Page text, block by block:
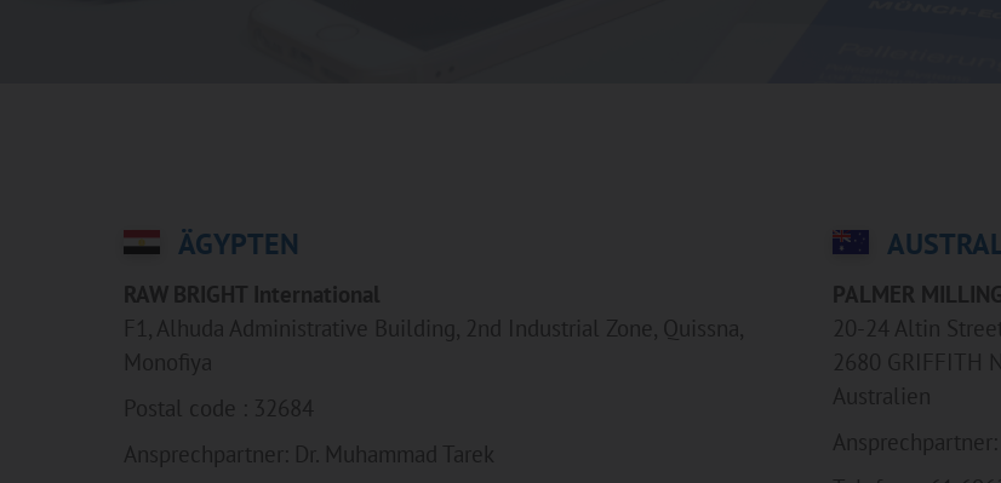
ÄGYPTEN
RAW BRIGHT International
F1, Alhuda Administrative Building, 2nd Industrial Zone, Quissna,
Monofiya
Postal code : 32684
Ansprechpartner: Dr. Muhammad Tarek
PALMER
20-24 Altin
2680 GRIFFITH
Australien